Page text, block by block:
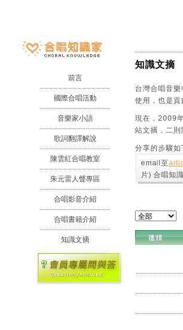
前言
國際合唱活動
音樂家小語
歌詞翻譯解說
陳雲紅合唱教室
朱元雷人聲專區
合唱影音介紹
合唱書籍介紹
知識文摘
知識文摘
台灣合唱音
使用，也是貢
現在，2009
站文摘，二則
分享的步驟如
email至
片) 合唱知